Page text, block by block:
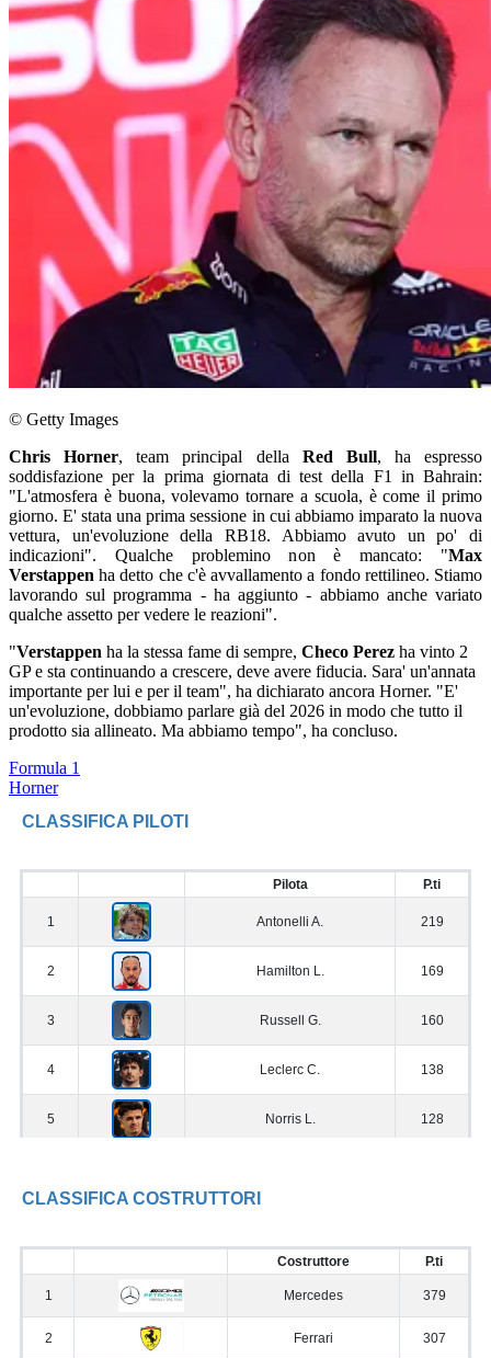
© Getty Images
Chris Horner, team principal della Red Bull, ha espresso
soddisfazione per la prima giornata di test della F1 in Bahrain:
"L'atmosfera è buona, volevamo tornare a scuola, è come il primo
giorno. E' stata una prima sessione in cui abbiamo imparato la nuova
vettura, un'evoluzione della RB18. Abbiamo avuto un po' di
indicazioni". Qualche problemino non è mancato: "Max
Verstappen ha detto che c'è avvallamento a fondo rettilineo. Stiamo
lavorando sul programma - ha aggiunto - abbiamo anche variato
qualche assetto per vedere le reazioni".
"Verstappen ha la stessa fame di sempre, Checo Perez ha vinto 2
GP e sta continuando a crescere, deve avere fiducia. Sara' un'annata
importante per lui e per il team", ha dichiarato ancora Horner. "E'
un'evoluzione, dobbiamo parlare già del 2026 in modo che tutto il
prodotto sia allineato. Ma abbiamo tempo", ha concluso.
Formula 1
Horner